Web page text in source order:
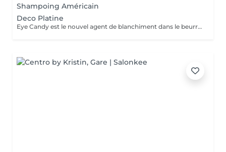
Shampoing Américain
Deco Platine
Eye Candy est le nouvel agent de blanchiment dans le beurre à faible teneur en ammoniac, capable de garantir des résultats de blanchiment élevés sans attaquer ni endommager la structure du cheveu et avec une action délicate et protectrice sur la peau. Pendant les phases de décoloration, il protège les cheveux, leur donne force et vitalité, reconstruit et revitalise, tout en aidant à maintenir la structure capillaire compacte pendant tout le processus d'éclaircissement. Une formule innovante et efficace, un produit révolutionnaire au service du salon, en parfaite adéquation avec les tendances du moment, qui exigent souvent un éclairage extrême comme base des couleurs à la mode. Avec Eye Candy, vous pouvez décolorer les cheveux même à des rythmes soutenus en les laissant parfaitement intacts et vitaux!